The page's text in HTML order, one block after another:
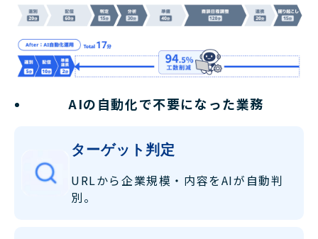
AIの自動化で不要になった業務
ターゲット判定
URLから企業規模・内容をAIが自動判
別。